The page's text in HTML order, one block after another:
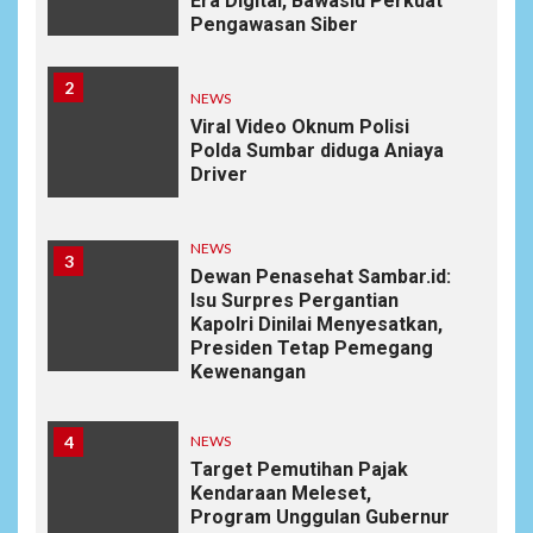
Pengawasan Siber
2
NEWS
Viral Video Oknum Polisi
Polda Sumbar diduga Aniaya
Driver
3
NEWS
Dewan Penasehat Sambar.id:
Isu Surpres Pergantian
Kapolri Dinilai Menyesatkan,
Presiden Tetap Pemegang
Kewenangan
4 NEWS
Target Pemutihan Pajak
Kendaraan Meleset,
Program Unggulan Gubernur